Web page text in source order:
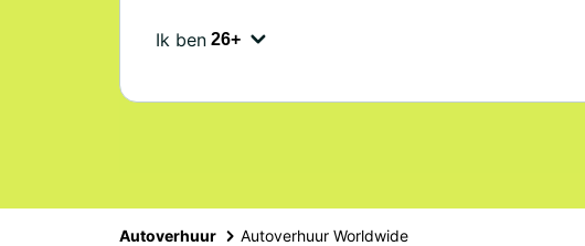
Ik ben
Autoverhuur Autoverhuur Worldwide